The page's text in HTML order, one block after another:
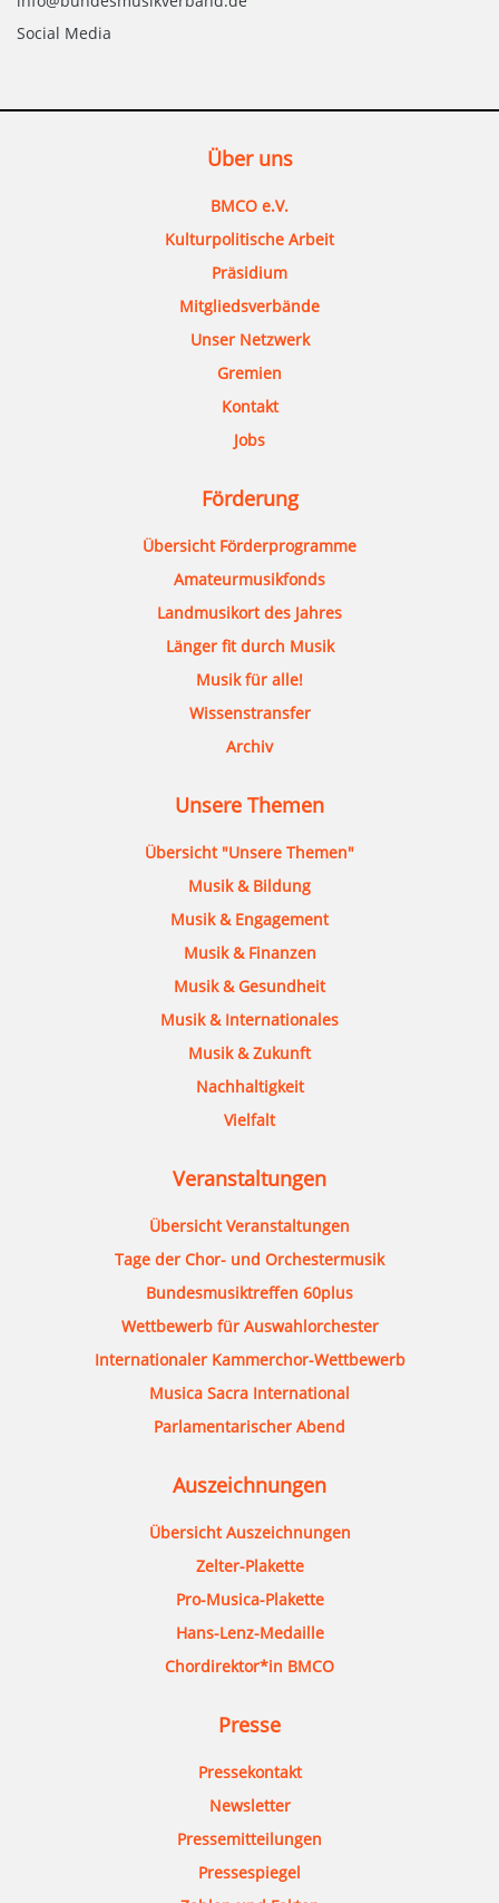
Social Media
Über uns
BMCO e.V.
Kulturpolitische Arbeit
Präsidium
Mitgliedsverbände
Unser Netzwerk
Gremien
Kontakt
Jobs
Förderung
Übersicht Förderprogramme
Amateurmusikfonds
Landmusikort des Jahres
Länger fit durch Musik
Musik für alle!
Wissenstransfer
Archiv
Unsere Themen
Übersicht "Unsere Themen"
Musik & Bildung
Musik & Engagement
Musik & Finanzen
Musik & Gesundheit
Musik & Internationales
Musik & Zukunft
Nachhaltigkeit
Vielfalt
Veranstaltungen
Übersicht Veranstaltungen
Tage der Chor- und Orchestermusik
Bundesmusiktreffen 60plus
Wettbewerb für Auswahlorchester
Internationaler Kammerchor-Wettbewerb
Musica Sacra International
Parlamentarischer Abend
Auszeichnungen
Übersicht Auszeichnungen
Zelter-Plakette
Pro-Musica-Plakette
Hans-Lenz-Medaille
Chordirektor*in BMCO
Presse
Pressekontakt
Newsletter
Pressemitteilungen
Pressespiegel